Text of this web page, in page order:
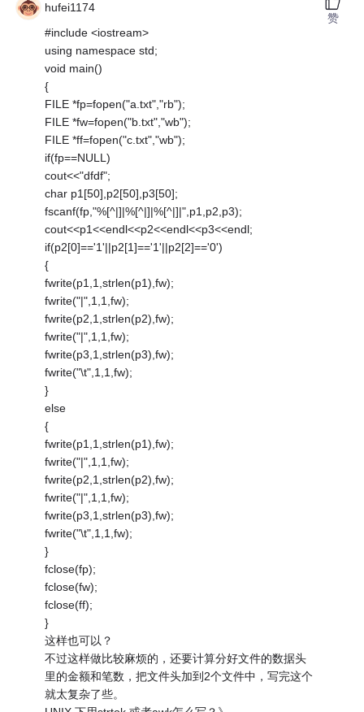
hufei1174
#include <iostream>
using namespace std;
void main()
{
FILE *fp=fopen("a.txt","rb");
FILE *fw=fopen("b.txt","wb");
FILE *ff=fopen("c.txt","wb");
if(fp==NULL)
cout<<"dfdf";
char p1[50],p2[50],p3[50];
fscanf(fp,"%[^|]|%[^|]|%[^|]|",p1,p2,p3);
cout<<p1<<endl<<p2<<endl<<p3<<endl;
if(p2[0]=='1'||p2[1]=='1'||p2[2]=='0')
{
fwrite(p1,1,strlen(p1),fw);
fwrite("|",1,1,fw);
fwrite(p2,1,strlen(p2),fw);
fwrite("|",1,1,fw);
fwrite(p3,1,strlen(p3),fw);
fwrite("\t",1,1,fw);
}
else
{
fwrite(p1,1,strlen(p1),fw);
fwrite("|",1,1,fw);
fwrite(p2,1,strlen(p2),fw);
fwrite("|",1,1,fw);
fwrite(p3,1,strlen(p3),fw);
fwrite("\t",1,1,fw);
}
fclose(fp);
fclose(fw);
fclose(ff);
}
这样也可以？
不过这样做比较麻烦的，还要计算分好文件的数据头
里的金额和笔数，把文件头加到2个文件中，写完这个
就太复杂了些。
赞